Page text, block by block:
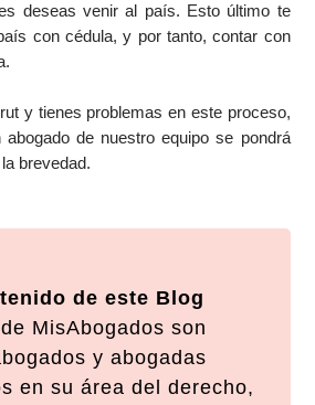
deseas venir al país. Esto último te
con cédula, y por tanto, contar con
y tienes problemas en este proceso,
abogado de nuestro equipo se pondrá
brevedad.
de este Blog
MisAbogados son
y abogadas
en su área del derecho,